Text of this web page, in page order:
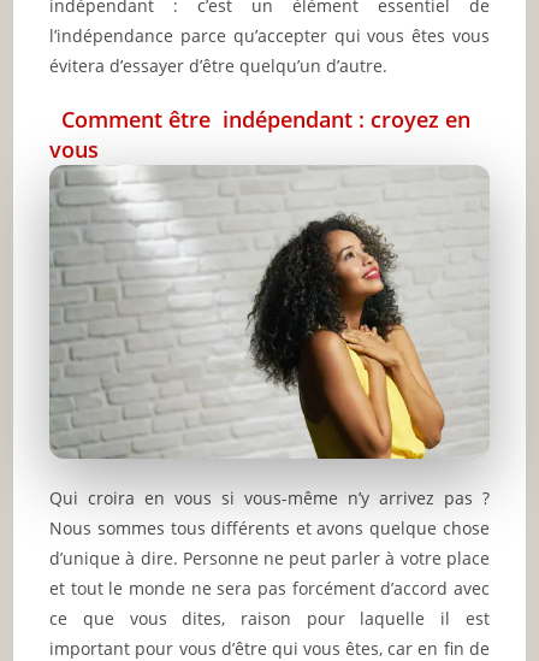
indépendant : c’est un élément essentiel de
l’indépendance parce qu’accepter qui vous êtes vous
évitera d’essayer d’être quelqu’un d’autre.
Comment être indépendant : croyez en
vous
Qui croira en vous si vous-même n’y arrivez pas ?
Nous sommes tous différents et avons quelque chose
d’unique à dire. Personne ne peut parler à votre place
et tout le monde ne sera pas forcément d’accord avec
ce que vous dites, raison pour laquelle il est
important pour vous d’être qui vous êtes, car en fin de